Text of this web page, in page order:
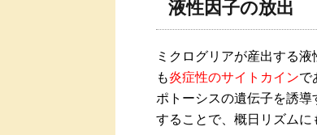
液性因子の放出
ミクログリアが産出する
も炎症性のサイトカインで
ポトーシスの遺伝子を誘
することで、概日リズムに